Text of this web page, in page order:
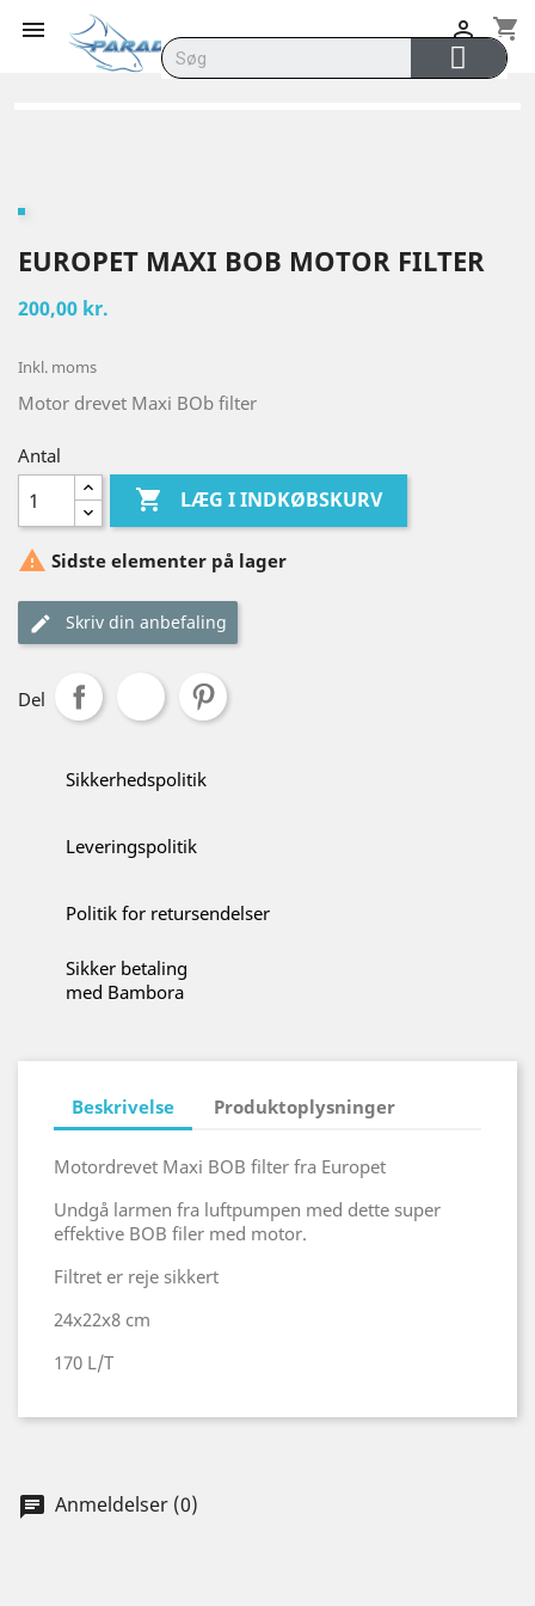
 shopping_cart

EUROPET MAXI BOB MOTOR FILTER
200,00 kr.
Inkl. moms
Motor drevet Maxi BOb filter
Antal
 LÆG I INDKØBSKURV
 Sidste elementer på lager
Skriv din anbefaling
Del
Sikkerhedspolitik
Leveringspolitik
Politik for retursendelser
Sikker betaling
med Bambora
Beskrivelse Produktoplysninger
Motordrevet Maxi BOB filter fra Europet
Undgå larmen fra luftpumpen med dette super
effektive BOB filer med motor.
Filtret er reje sikkert
24x22x8 cm
170 L/T
Anmeldelser (0)